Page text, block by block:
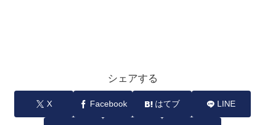
シェアする
X Facebook はてブ LINE